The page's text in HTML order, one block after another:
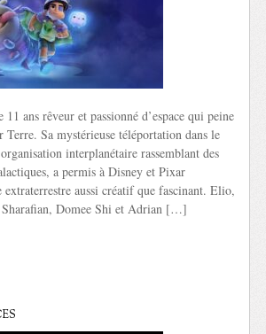
ans rêveur et passionné d’espace qui peine
Terre. Sa mystérieuse téléportation dans le
interplanétaire rassemblant des
a permis à Disney et Pixar
extraterrestre aussi créatif que fascinant. Elio,
Sharafian, Domee Shi et Adrian […]